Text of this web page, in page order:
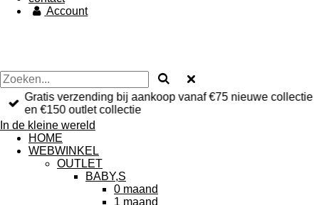
Account
Gratis verzending bij aankoop vanaf €75 nieuwe collectie
en €150 outlet collectie
In de kleine wereld
HOME
WEBWINKEL
OUTLET
BABY,S
0 maand
1 maand